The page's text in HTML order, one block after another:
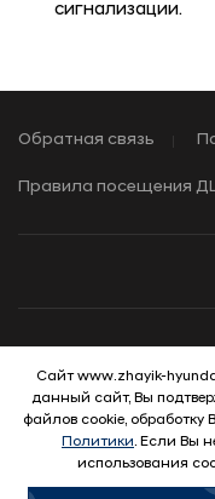
сигнализации.
Обратная связь
Правила посещения
© 2026
Сайт www.zhayik-
данный сайт, Вы
файлов cookie,
Политики. Если Вы
использования